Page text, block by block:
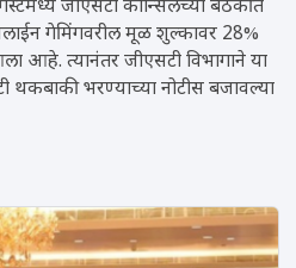
जीएसटी कौन्सिलच्या बैठकीत
गेमिंगवरील मूळ शुल्कावर 28%
आहे. त्यानंतर जीएसटी विभागाने या
थकबाकी भरण्याच्या नोटीस बजावल्या